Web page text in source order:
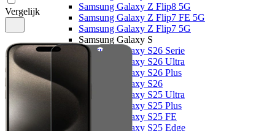
Samsung Galaxy Z Flip8 5G
Samsung Galaxy Z Flip7 FE 5G
Samsung Galaxy Z Flip7 5G
Samsung Galaxy S
Samsung Galaxy S26 Serie
Samsung Galaxy S26 Ultra
Samsung Galaxy S26 Plus
Samsung Galaxy S26
Samsung Galaxy S25 Ultra
Samsung Galaxy S25 Plus
Samsung Galaxy S25 FE
Samsung Galaxy S25 Edge
Vergelijk